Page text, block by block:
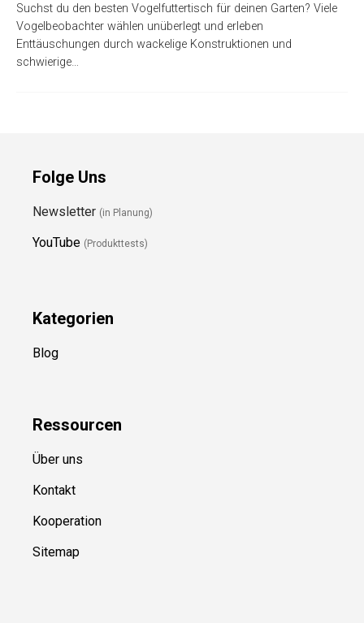
Suchst du den besten Vogelfuttertisch für deinen Garten? Viele
Vogelbeobachter wählen unüberlegt und erleben
Enttäuschungen durch wackelige Konstruktionen und
schwierige…
Folge Uns
Newsletter (in Planung)
YouTube (Produkttests)
Kategorien
Blog
Ressourcen
Über uns
Kontakt
Kooperation
Sitemap